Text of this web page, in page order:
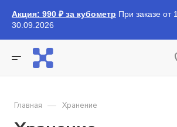
Акция: 990 ₽ за кубометр При заказе от
30.09.2026
Главная — Хранение